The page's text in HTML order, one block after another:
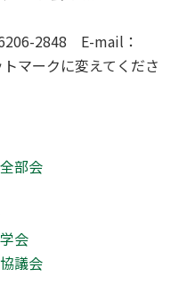
2848 E-mail：
マークに変えてくださ
部会
会
議会